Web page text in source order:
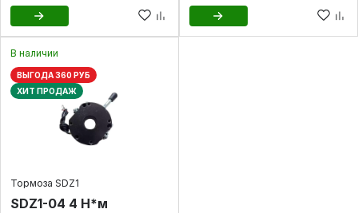
В наличии
ВЫГОДА 360 РУБ
ХИТ ПРОДАЖ
Тормоза SDZ1
SDZ1-04 4 Н*м